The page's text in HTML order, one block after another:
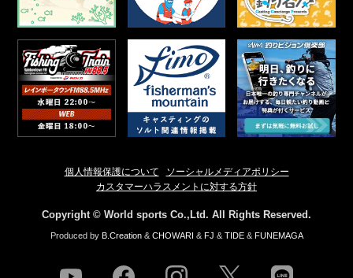
個人情報保護について
ソーシャルメディアポリシー
カスタマーハラスメントに対する方針
Copyright © World sports Co.,Ltd. All Rights Reserved.
Produced by B.Creation& CHOWARI & FJ & TIDE& FUNEMAGA
youtube facebook instagram line